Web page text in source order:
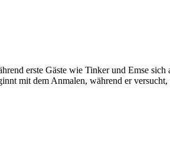
erste Gäste wie Tinker und Emse
mit dem Anmalen, während er